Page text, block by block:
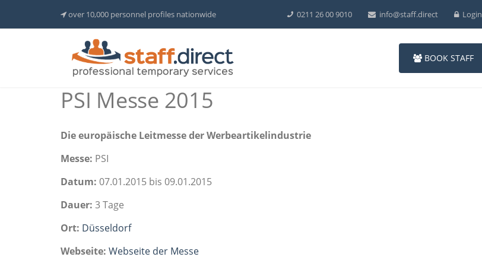
over 10,000 personnel profiles nationwide 0211 26 00 9010 info@staff.direct Login
BOOK STAFF
PSI Messe 2015
Die europäische Leitmesse der Werbeartikelindustrie
Messe: PSI
Datum: 07.01.2015 bis 09.01.2015
Dauer: 3 Tage
Ort: Düsseldorf
Webseite: Webseite der Messe